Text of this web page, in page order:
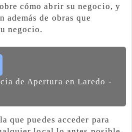
cómo abrir su negocio, y
además de obras que
negocio.
de Apertura en Laredo -
que puedes acceder para